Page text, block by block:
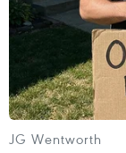
JG Wentworth